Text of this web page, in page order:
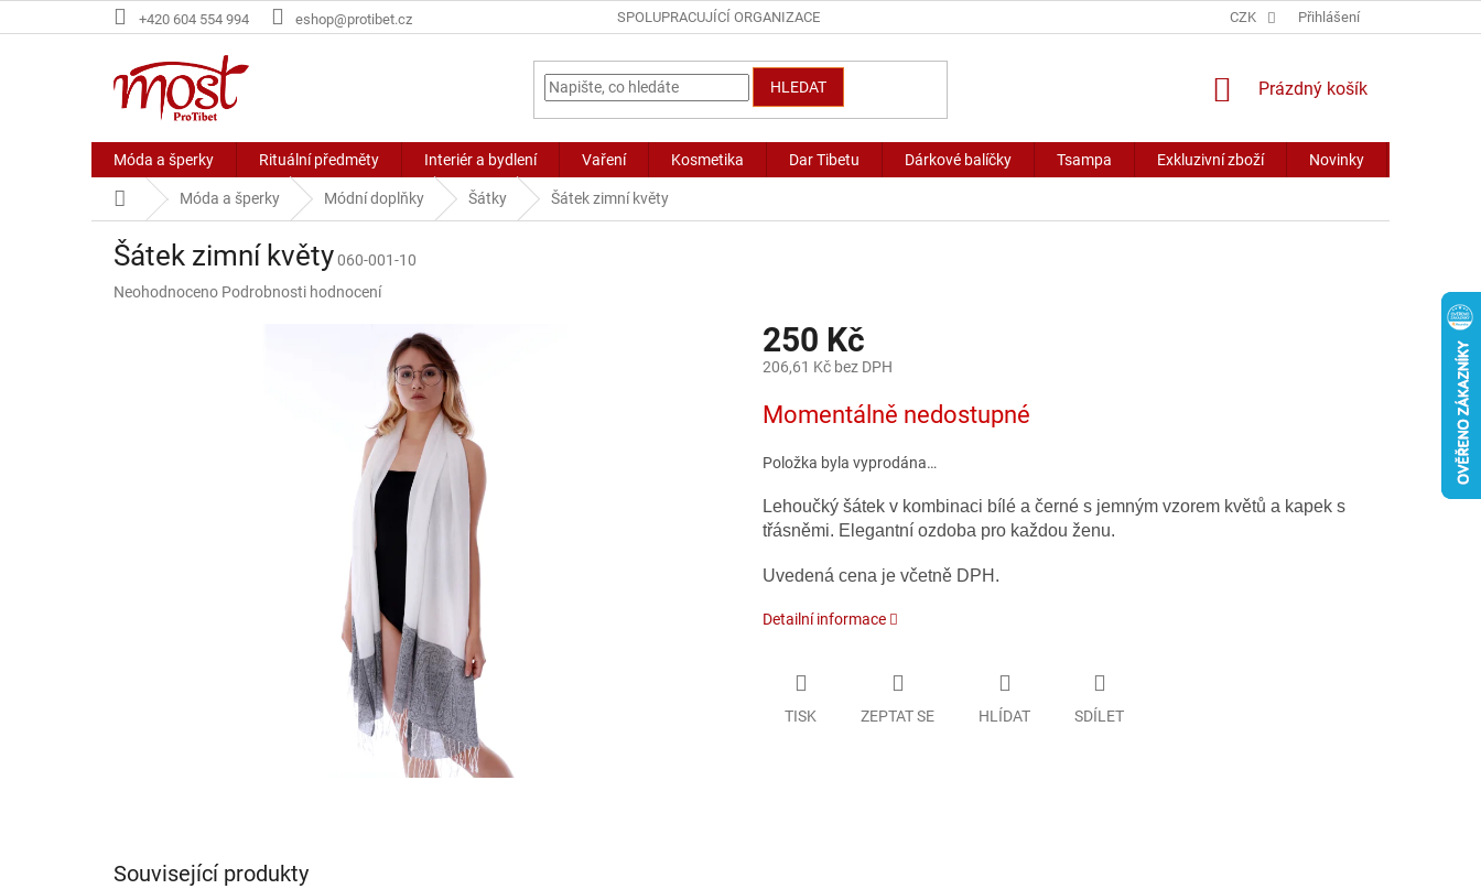
na
+420 604 554 994 eshop@protibet.cz SPOLUPRACUJÍCÍ ORGANIZACE CZK Přihlášení
HLEDAT
NÁKUPNÍ
Prázdný košík
Móda a šperky Rituální předměty Interiér a bydlení Vaření Kosmetika Dar Tibetu Dárkové balíčky Tsampa Exkluzivní zboží Novinky
Domů Móda a šperky Módní doplňky Šátky Šátek zimní květy
Šátek zimní květy060-001-10
Průměrné
Neohodnoceno Podrobnosti hodnocení
250 Kč
206,61 Kč bez DPH
cena:
Momentálně nedostupné
Položka byla vyprodána…
Lehoučký šátek v kombinaci bílé a černé s jemným vzorem květů a kapek s
třásněmi. Elegantní ozdoba pro každou ženu.
Uvedená cena je včetně DPH.
Detailní informace
TISK ZEPTAT SE HLÍDAT SDÍLET
Související produkty